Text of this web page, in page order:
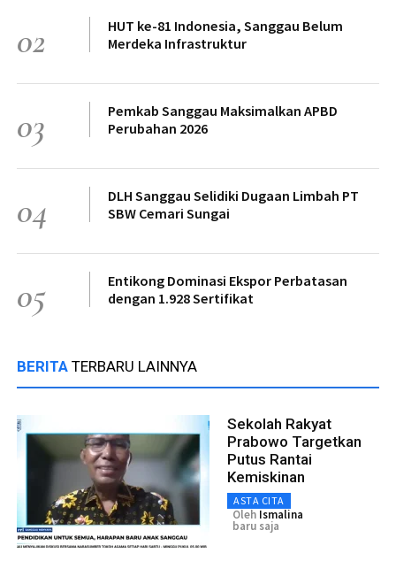
02
HUT ke-81 Indonesia, Sanggau Belum
Merdeka Infrastruktur
03
Pemkab Sanggau Maksimalkan APBD
Perubahan 2026
04
DLH Sanggau Selidiki Dugaan Limbah PT
SBW Cemari Sungai
05
Entikong Dominasi Ekspor Perbatasan
dengan 1.928 Sertifikat
BERITA TERBARU LAINNYA
Sekolah Rakyat
Prabowo Targetkan
Putus Rantai
Kemiskinan
ASTA CITA
Oleh Ismalina
baru saja